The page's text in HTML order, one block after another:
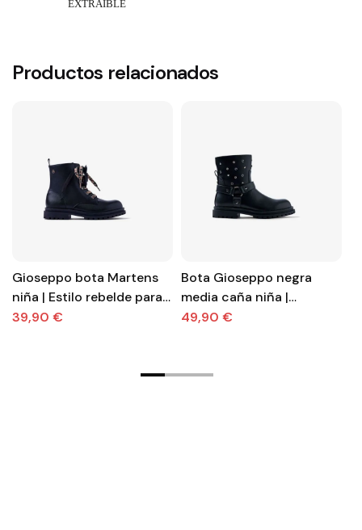
Productos relacionados
Gioseppo bota Martens
niña | Estilo rebelde para
días especiales
39,90 €
Bota Gioseppo negra
media caña niña |
Elegancia cómoda para
49,90 €